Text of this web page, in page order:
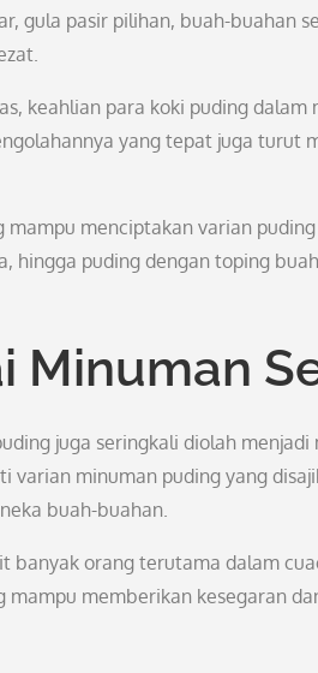
gula pasir pilihan, buah-buahan
keahlian para koki puding
yang tepat juga turut
menciptakan varian
hingga puding dengan toping
Minuman
juga seringkali diolah
varian minuman puding yang
buah-buahan.
banyak orang terutama dalam
memberikan kesegaran